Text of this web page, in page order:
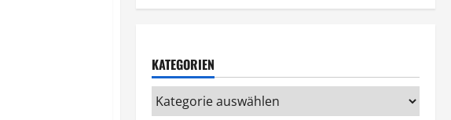
KATEGORIEN